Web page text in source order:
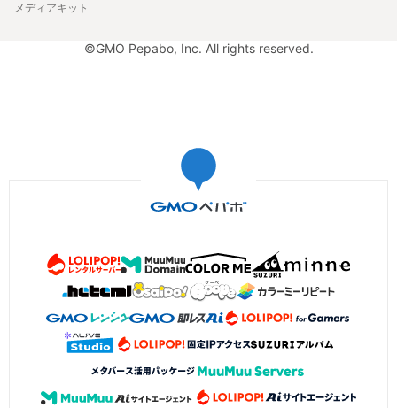
メディアキット
©GMO Pepabo, Inc. All rights reserved.